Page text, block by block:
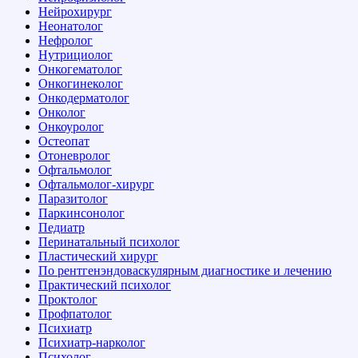
Нейрохирург
Неонатолог
Нефролог
Нутрициолог
Онкогематолог
Онкогинеколог
Онкодерматолог
Онколог
Онкоуролог
Остеопат
Отоневролог
Офтальмолог
Офтальмолог-хирург
Паразитолог
Паркинсонолог
Педиатр
Перинатальный психолог
Пластический хирург
По рентгенэндоваскулярным диагностике и лечению
Практический психолог
Проктолог
Профпатолог
Психиатр
Психиатр-нарколог